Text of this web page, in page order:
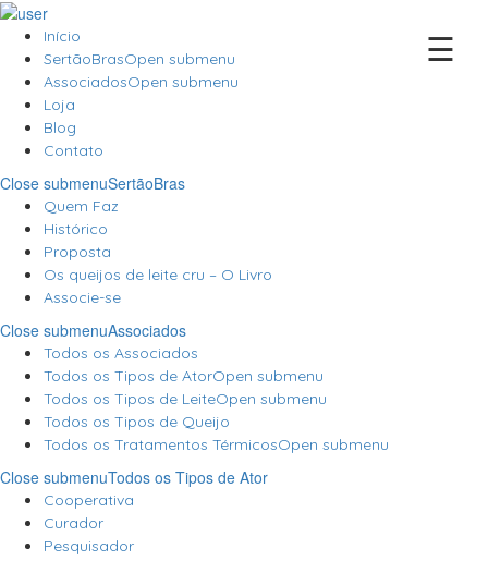
Início
SertãoBrasOpen submenu
AssociadosOpen submenu
Loja
Blog
Contato
Close submenuSertãoBras
Quem Faz
Histórico
Proposta
Os queijos de leite cru – O Livro
Associe-se
Close submenuAssociados
Todos os Associados
Todos os Tipos de AtorOpen submenu
Todos os Tipos de LeiteOpen submenu
Todos os Tipos de Queijo
Todos os Tratamentos TérmicosOpen submenu
Close submenuTodos os Tipos de Ator
Cooperativa
Curador
Pesquisador
☰